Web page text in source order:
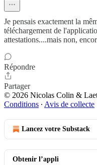
Je pensais exactement la
téléchargement de
attestations....mais non,
Répondre
Partager
© 2026 Nicolas Colin &
Conditions ∙ Avis de collecte
Lancez votre Substack
Obtenir l’appli